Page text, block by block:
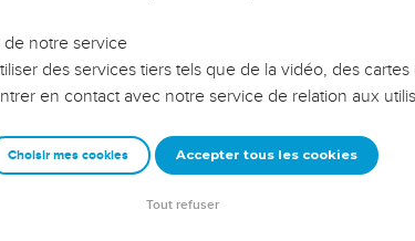
reviennent sur les erreurs
plus de sagesse afin que leurs erreurs
une équipe, un groupe ou une famille,
notre service
des services tiers tels que de la vidéo, des
en contact avec notre service de relation aux
Choisir mes cookies Accepter tous les cookies
Tout refuser